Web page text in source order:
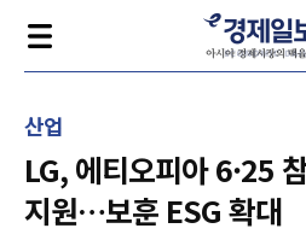
산업
LG, 에티오피아 6·25
지원…보훈 ESG 확대